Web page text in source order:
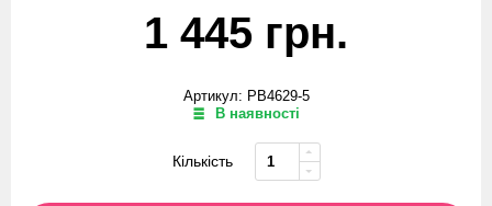
1 445 грн.
Артикул: PB4629-5
В наявності
Кількість